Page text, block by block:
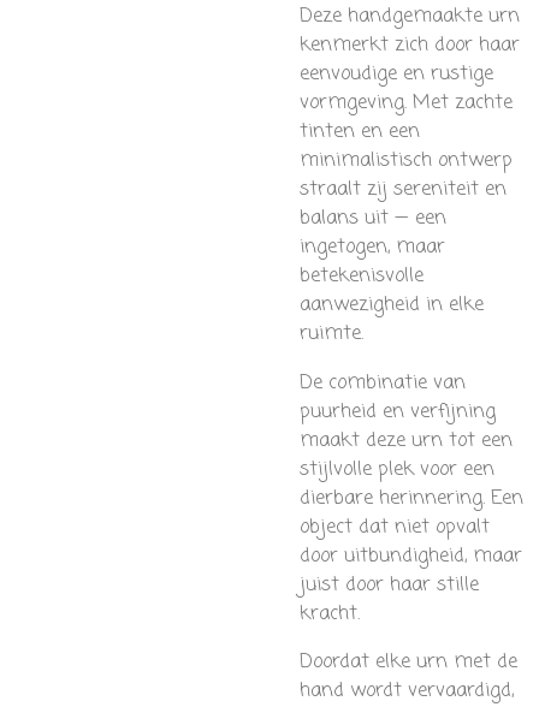
Deze handgemaakte urn
kenmerkt zich door haar
eenvoudige en rustige
vormgeving. Met zachte
tinten en een
minimalistisch ontwerp
straalt zij sereniteit en
balans uit — een
ingetogen, maar
betekenisvolle
aanwezigheid in elke
ruimte.
De combinatie van
puurheid en verfijning
maakt deze urn tot een
stijlvolle plek voor een
dierbare herinnering. Een
object dat niet opvalt
door uitbundigheid, maar
juist door haar stille
kracht.
Doordat elke urn met de
hand wordt vervaardigd,